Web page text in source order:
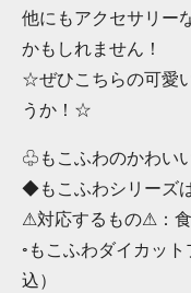
他にもアクセサリー
かもしれません！
☆ぜひこちらの可愛
うか！☆
♧もこふわのかわい
◆もこふわシリーズ
⚠対応するもの⚠：
◦もこふわダイカッ
込）